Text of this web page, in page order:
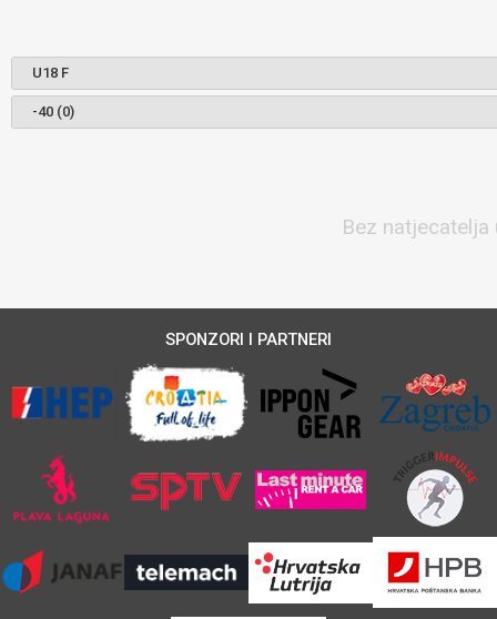
Bez
SPONZORI I PARTNERI